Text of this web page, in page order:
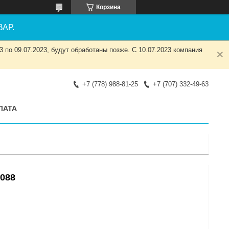
Корзина
09.07.2023, будут обработаны позже. С 10.07.2023 компания
+7 (778) 988-81-25 +7 (707) 332-49-63